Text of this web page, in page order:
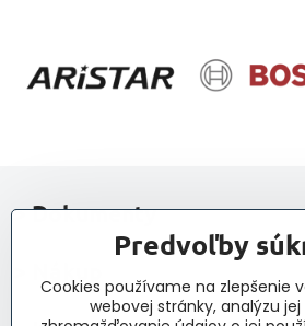
> Dokumenty
Predvoľby
Cookies používame na zlepšenie
webovej stránky, analýzu